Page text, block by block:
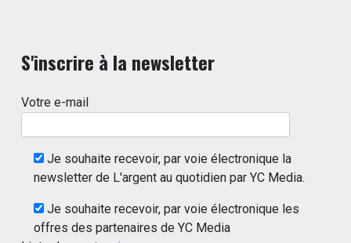
S'inscrire à la newsletter
Votre e-mail
Je souhaite recevoir, par voie électronique la
newsletter de L'argent au quotidien par YC Media.
Je souhaite recevoir, par voie électronique les
offres des partenaires de YC Media